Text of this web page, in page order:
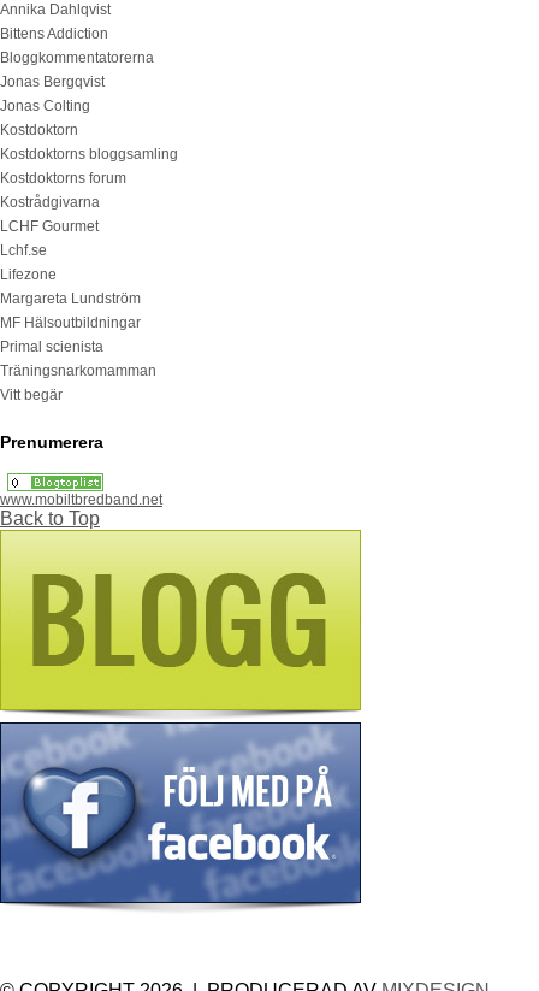
Annika Dahlqvist
Bittens Addiction
Bloggkommentatorerna
Jonas Bergqvist
Jonas Colting
Kostdoktorn
Kostdoktorns bloggsamling
Kostdoktorns forum
Kostrådgivarna
LCHF Gourmet
Lchf.se
Lifezone
Margareta Lundström
MF Hälsoutbildningar
Primal scienista
Träningsnarkomamman
Vitt begär
Prenumerera
www.mobiltbredband.net
Back to Top